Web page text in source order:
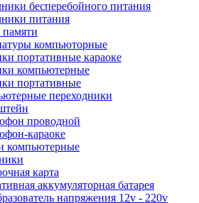
бесперебойного питания
питания
памяти
компьюторные
портативные караоке
компьютерные
портативные
переходники
проводной
караоке
карта
аккумуляторная батарея
напряжения 12v - 220v